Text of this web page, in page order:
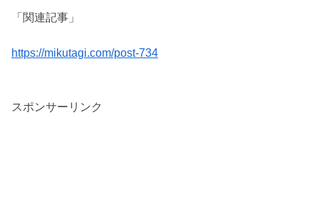
「関連記事」
https://mikutagi.com/post-734
スポンサーリンク